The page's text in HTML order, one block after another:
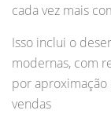
cada vez mais
Isso inclui o
modernas, com
por aproximação
vendas